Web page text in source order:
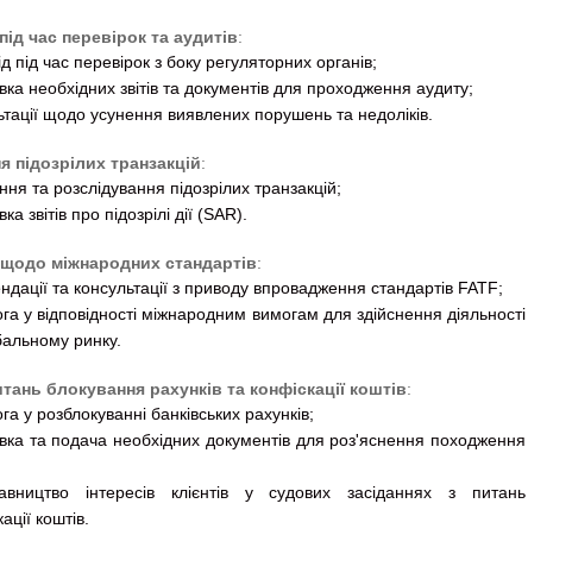
час перевірок та аудитів:
під час перевірок з боку регуляторних органів;
необхідних звітів та документів для проходження аудиту;
щодо усунення виявлених порушень та недоліків.
підозрілих транзакцій:
та розслідування підозрілих транзакцій;
звітів про підозрілі дії (SAR).
щодо міжнародних стандартів:
та консультації з приводу впровадження стандартів FATF;
у відповідності міжнародним вимогам для здійснення діяльності
ринку.
блокування рахунків та конфіскації коштів:
у розблокуванні банківських рахунків;
та подача необхідних документів для роз'яснення походження
інтересів клієнтів у судових засіданнях з питань
коштів.